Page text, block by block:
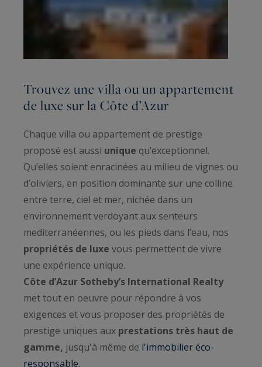
Trouvez une villa ou un appartement
de luxe sur la Côte d’Azur
Chaque villa ou appartement de prestige
proposé est aussi unique qu’exceptionnel.
Qu’elles soient enracinées au milieu de vignes ou
d’oliviers, en position dominante sur une colline
entre terre, ciel et mer, nichée dans un
environnement verdoyant aux senteurs
mediterranéennes, ou les pieds dans l’eau, nos
propriétés de luxe vous permettent de vivre
une expérience unique.
Côte d’Azur Sotheby’s International Realty
met tout en oeuvre pour répondre à vos
exigences et vous proposer des propriétés de
prestige uniques aux prestations très haut de
gamme, jusqu'à même de l'immobilier éco-
responsable.